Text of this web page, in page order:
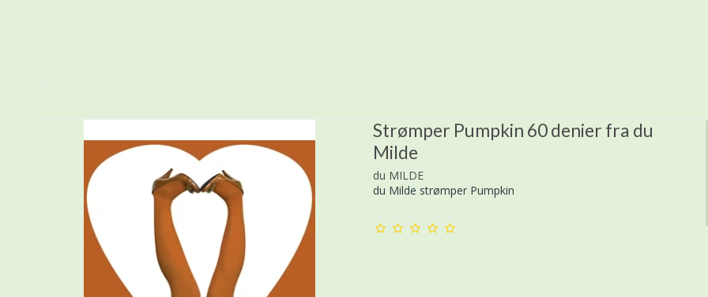
Strømper Pumpkin 60 denier fra du
Milde
du MILDE
du Milde strømper Pumpkin